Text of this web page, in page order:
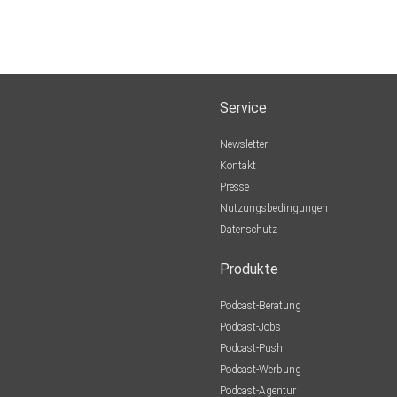
Service
Newsletter
Kontakt
Presse
Nutzungsbedingungen
Datenschutz
Produkte
Podcast-Beratung
Podcast-Jobs
Podcast-Push
Podcast-Werbung
Podcast-Agentur